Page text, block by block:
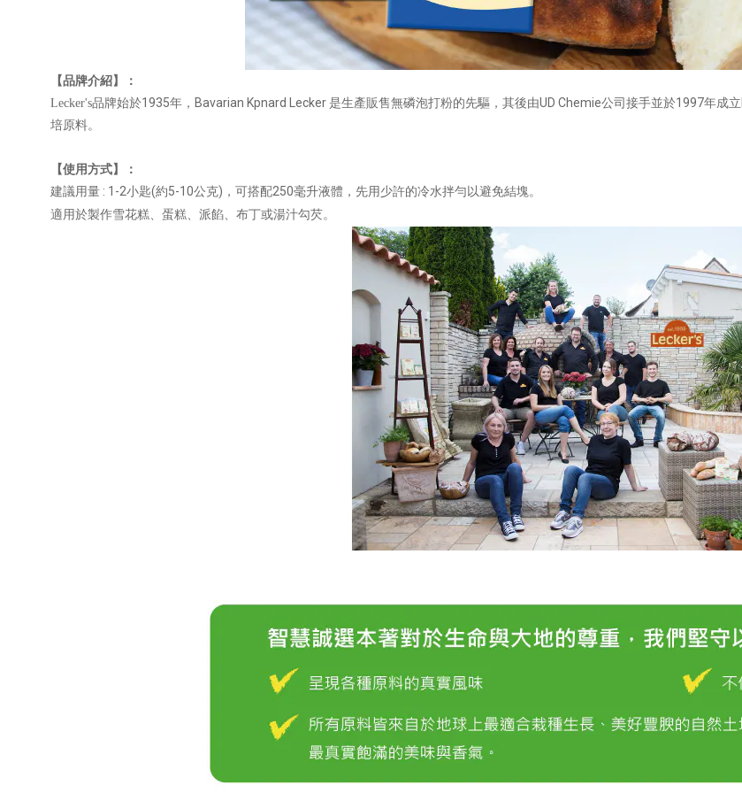
【品牌介紹】：
Lecker's品牌始於1935年， Bavarian Kpnard Lecker 是生產販售無磷泡打粉的先驅，其後由UD Chemie公司接手並於1997年成立
培原料。
【使用方式】：
建議用量 : 1-2小匙(約5-10公克) ，可搭配250毫升液體，先用少許的冷水拌勻以避免結塊。
適用於製作雪花糕、蛋糕、派餡、布丁或湯汁勾芡。